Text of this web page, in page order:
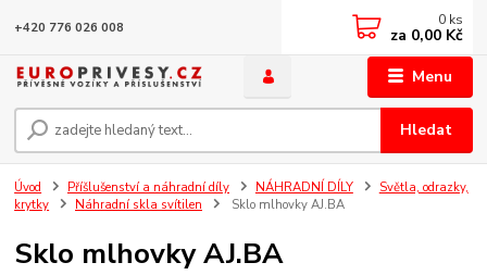
Menu
Hledat
+420 776 026 008 0 ks
za 0,00 Kč
Úvod Příšlušenství a náhradní díly NÁHRADNÍ DÍLY
Světla, odrazky,
krytky
Náhradní skla svítilen Sklo mlhovky AJ.BA
Sklo mlhovky AJ.BA